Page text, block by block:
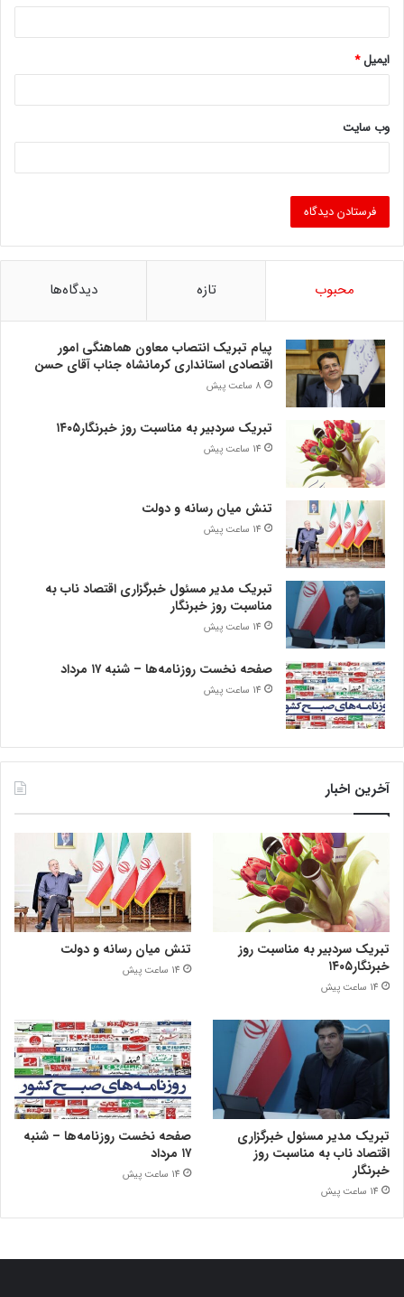
ایمیل*
وب‌ سایت
محبوب تازه دیدگاه‌ها
پیام تبریک انتصاب معاون هماهنگی امور
اقتصادی استانداری کرمانشاه جناب آقای حسن
8 ساعت پیش
تبریک سردبیر به مناسبت روز خبرنگار۱۴۰۵
14 ساعت پیش
تنش میان رسانه و دولت
14 ساعت پیش
تبریک مدیر مسئول خبرگزاری اقتصاد ناب به
مناسبت روز خبرنگار
14 ساعت پیش
صفحه نخست روزنامه‌ها – شنبه ۱۷ مرداد
14 ساعت پیش
آخرین اخبار
تبریک سردبیر به مناسبت روز
خبرنگار۱۴۰۵
14 ساعت پیش
تنش میان رسانه و دولت
14 ساعت پیش
تبریک مدیر مسئول خبرگزاری
اقتصاد ناب به مناسبت روز
خبرنگار
14 ساعت پیش
صفحه نخست روزنامه‌ها – شنبه
۱۷ مرداد
14 ساعت پیش